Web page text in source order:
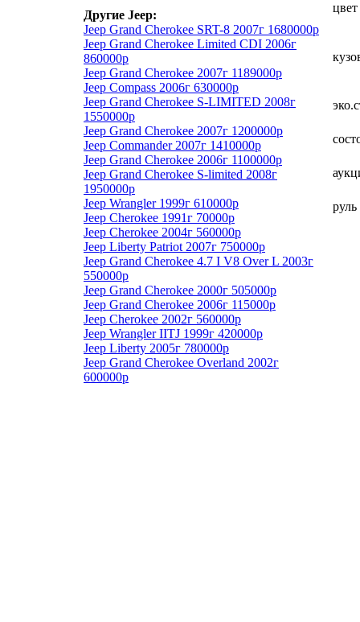
Другие Jeep:
Jeep Grand Cherokee SRT-8 2007г 1680000р
Jeep Grand Cherokee Limited CDI 2006г
860000р
Jeep Grand Cherokee 2007г 1189000р
Jeep Compass 2006г 630000р
Jeep Grand Cherokee S-LIMITED 2008г
1550000р
Jeep Grand Cherokee 2007г 1200000р
Jeep Commander 2007г 1410000р
Jeep Grand Cherokee 2006г 1100000р
Jeep Grand Cherokee S-limited 2008г
1950000р
Jeep Wrangler 1999г 610000р
Jeep Cherokee 1991г 70000р
Jeep Cherokee 2004г 560000р
Jeep Liberty Patriot 2007г 750000р
Jeep Grand Cherokee 4.7 I V8 Over L 2003г
550000р
Jeep Grand Cherokee 2000г 505000р
Jeep Grand Cherokee 2006г 115000р
Jeep Cherokee 2002г 560000р
Jeep Wrangler IITJ 1999г 420000р
Jeep Liberty 2005г 780000р
Jeep Grand Cherokee Overland 2002г
600000р
цвет
руль